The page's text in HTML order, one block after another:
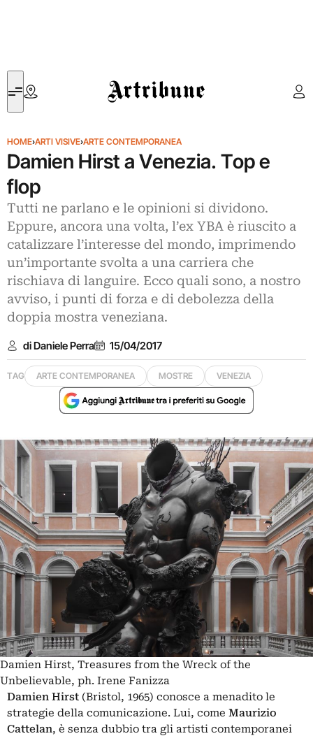
Artribune
HOME›ARTI VISIVE›ARTE CONTEMPORANEA
Damien Hirst a Venezia. Top e
flop
Tutti ne parlano e le opinioni si dividono.
Eppure, ancora una volta, l’ex YBA è riuscito a
catalizzare l’interesse del mondo, imprimendo
un’importante svolta a una carriera che
rischiava di languire. Ecco quali sono, a nostro
avviso, i punti di forza e di debolezza della
doppia mostra veneziana.
di Daniele Perra 15/04/2017
TAG ARTE CONTEMPORANEA MOSTRE VENEZIA
Damien Hirst, Treasures from the Wreck of the
Unbelievable, ph. Irene Fanizza
Damien Hirst (Bristol, 1965) conosce a menadito le
strategie della comunicazione. Lui, come Maurizio
Cattelan, è senza dubbio tra gli artisti contemporanei